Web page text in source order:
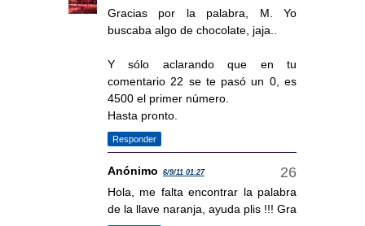
Gracias por la palabra, M. Yo
buscaba algo de chocolate, jaja..
Y sólo aclarando que en tu
comentario 22 se te pasó un 0, es
4500 el primer número.
Hasta pronto.
Responder
Anónimo 6/9/11 01:27
Hola, me falta encontrar la palabra
de la llave naranja, ayuda plis !!! Gra